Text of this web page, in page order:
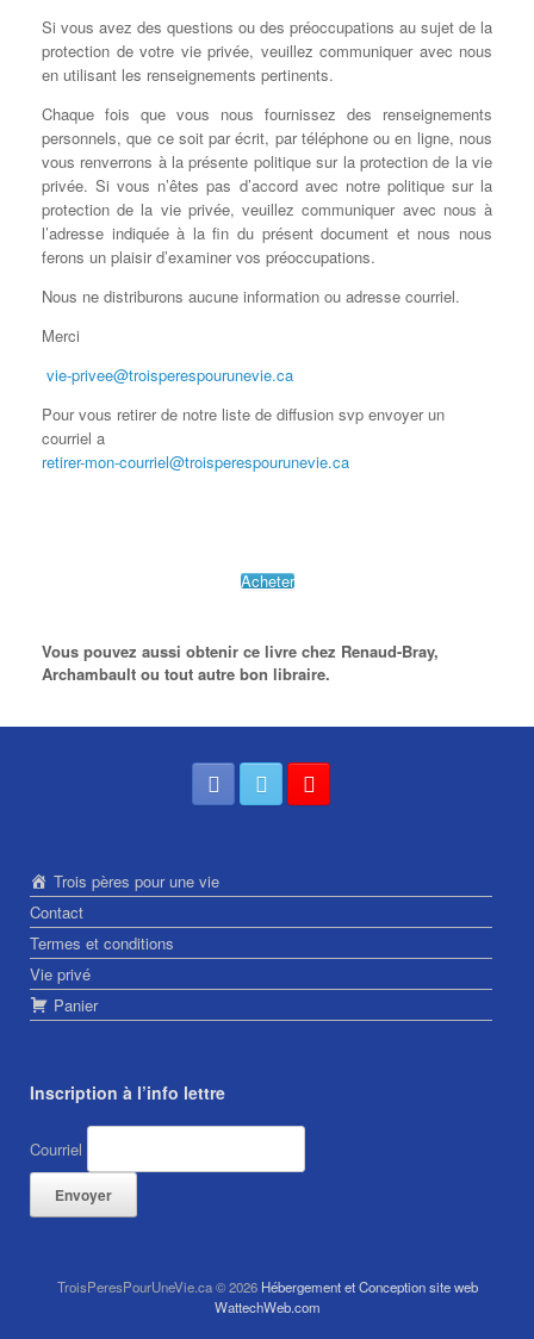
Si vous avez des questions ou des préoccupations au sujet de la
protection de votre vie privée, veuillez communiquer avec nous
en utilisant les renseignements pertinents.
Chaque fois que vous nous fournissez des renseignements
personnels, que ce soit par écrit, par téléphone ou en ligne, nous
vous renverrons à la présente politique sur la protection de la vie
privée. Si vous n’êtes pas d’accord avec notre politique sur la
protection de la vie privée, veuillez communiquer avec nous à
l’adresse indiquée à la fin du présent document et nous nous
ferons un plaisir d’examiner vos préoccupations.
Nous ne distriburons aucune information ou adresse courriel.
Merci
vie-privee@troisperespourunevie.ca
Pour vous retirer de notre liste de diffusion svp envoyer un
courriel a
retirer-mon-courriel@troisperespourunevie.ca
Acheter
Vous pouvez aussi obtenir ce livre chez Renaud-Bray,
Archambault ou tout autre bon libraire.
Trois pères pour une vie
Contact
Termes et conditions
Vie privé
Panier
Inscription à l’info lettre
Courriel
TroisPeresPourUneVie.ca © 2026 Hébergement et Conception site web
WattechWeb.com